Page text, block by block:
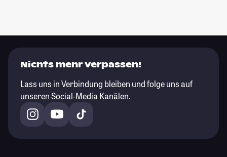
Nichts mehr verpassen!
Lass uns in Verbindung bleiben und folge uns auf
unseren Social-Media Kanälen.